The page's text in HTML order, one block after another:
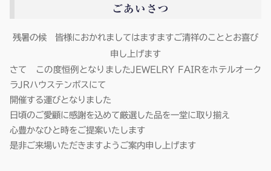
ごあいさつ
残暑の候 皆様におかれましてはますますご清祥のこととお喜び
申し上げます
さて この度恒例となりましたJEWELRY FAIRをホテルオーク
ラJRハウステンボスにて
開催する運びとなりました
日頃のご愛顧に感謝を込めて厳選した品を一堂に取り揃え
心豊かなひと時をご提案いたします
是非ご来場いただきますようご案内申し上げます